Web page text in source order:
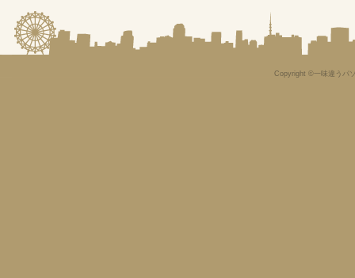
Copyright ©一味違うパ